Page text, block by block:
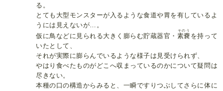
る。
とても大型モンスターが入るような食道や胃を有しているよ
うには見えないが…。
仮に鳥などに見られる大きく膨らむ貯蔵器官・ 素嚢
そのう
を持って
いたとして、
それが実際に膨らんでいるような様子は見受けられず、
やはり食べたものがどこへ収まっているのかについて疑問は
尽きない。
本種の口の構造からみると、一瞬ですりつぶしてさらに体に